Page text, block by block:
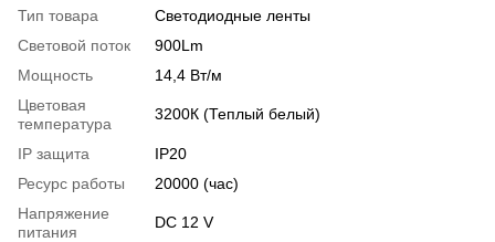
Тип товара
Светодиодные ленты
Световой поток
900Lm
Мощность
14,4 Вт/м
Цветовая
температура
3200К (Теплый белый)
IP защита
IP20
Ресурс работы
20000 (час)
Напряжение
питания
DC 12 V